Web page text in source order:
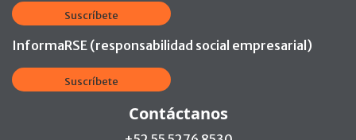
Suscríbete
InformaRSE (responsabilidad social empresarial)
Suscríbete
Contáctanos